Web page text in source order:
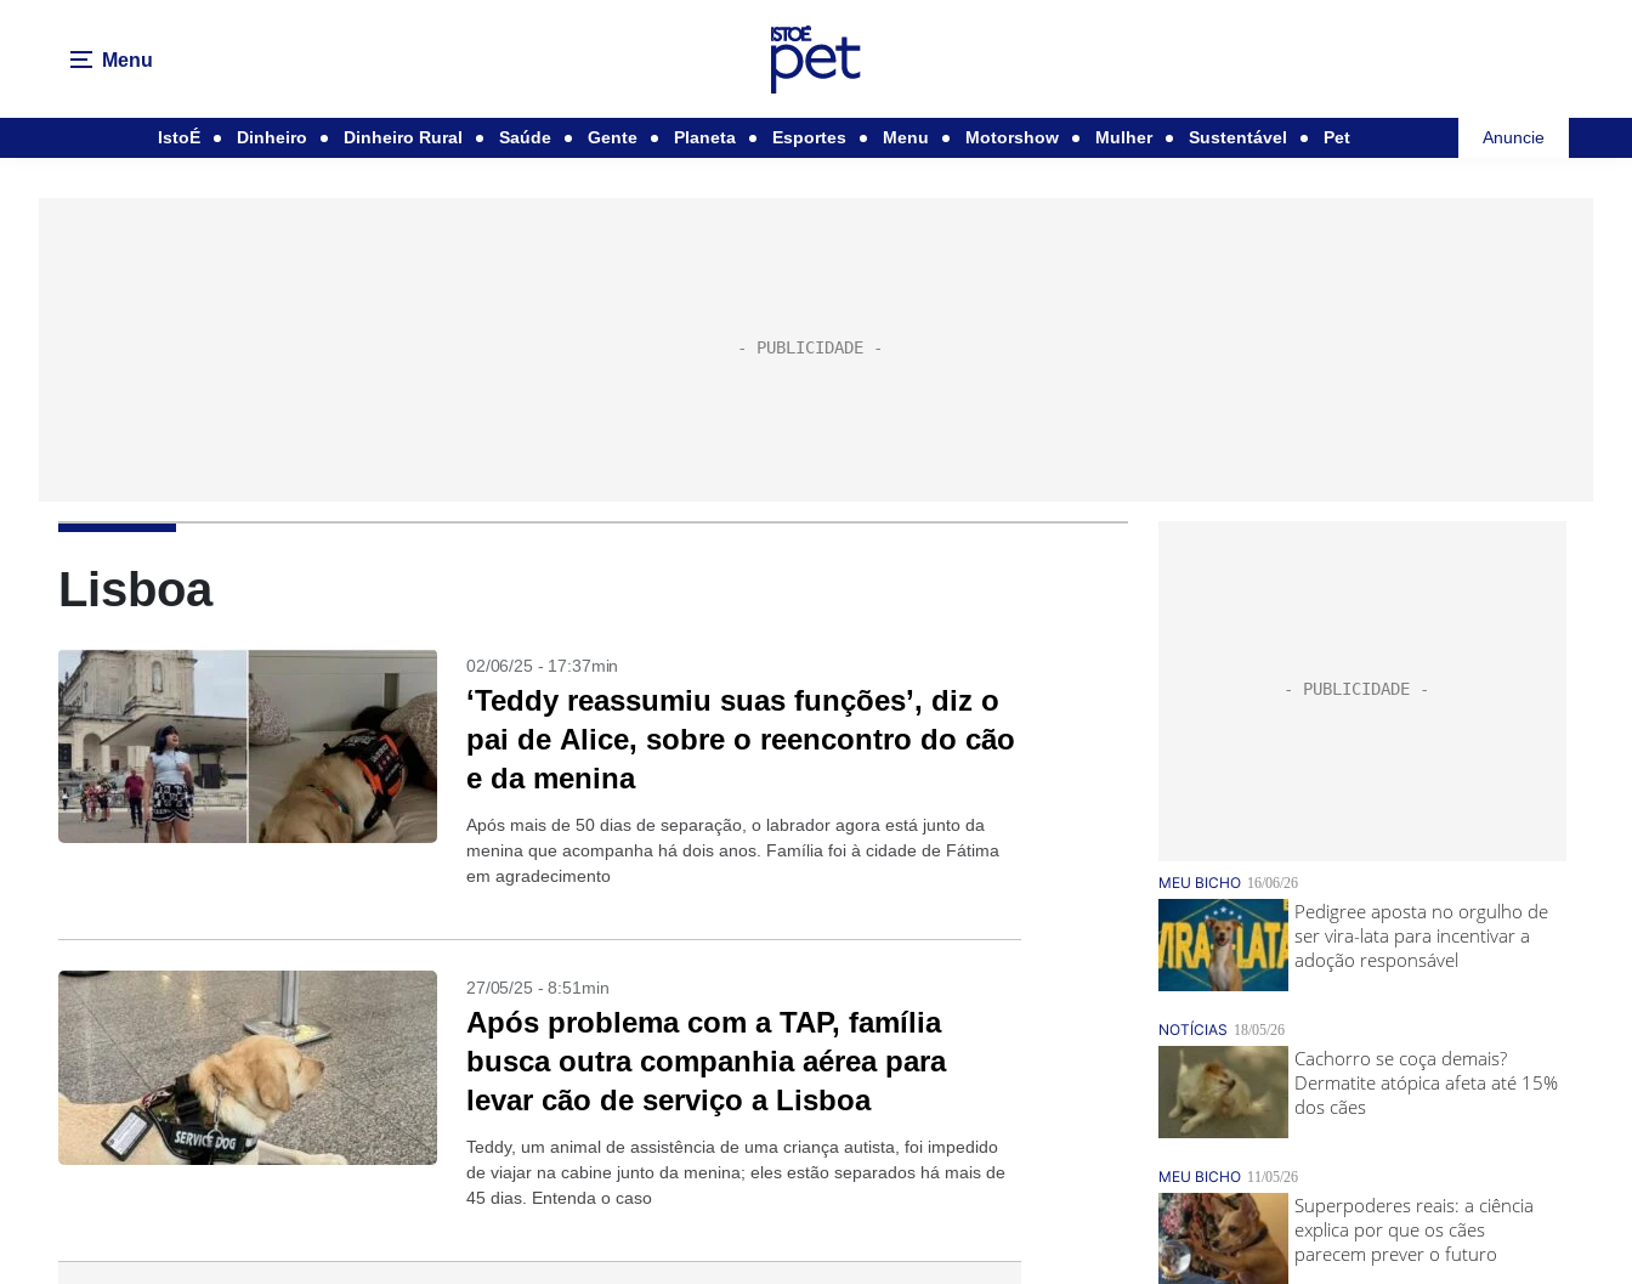
Menu
IstoÉ Dinheiro Dinheiro Rural Saúde Gente Planeta Esportes Menu Motorshow Mulher Sustentável Pet Anuncie
Lisboa
02/06/25 - 17:37min
‘Teddy reassumiu suas funções’, diz o
pai de Alice, sobre o reencontro do cão
e da menina
Após mais de 50 dias de separação, o labrador agora está junto da
menina que acompanha há dois anos. Família foi à cidade de Fátima
em agradecimento
27/05/25 - 8:51min
Após problema com a TAP, família
busca outra companhia aérea para
levar cão de serviço a Lisboa
Teddy, um animal de assistência de uma criança autista, foi impedido
de viajar na cabine junto da menina; eles estão separados há mais de
45 dias. Entenda o caso